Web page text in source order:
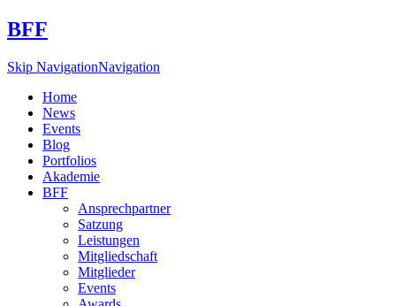
BFF
Skip NavigationNavigation
Home
News
Events
Blog
Portfolios
Akademie
BFF
Ansprechpartner
Satzung
Leistungen
Mitgliedschaft
Mitglieder
Events